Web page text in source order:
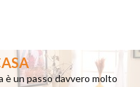
è un passo davvero molto